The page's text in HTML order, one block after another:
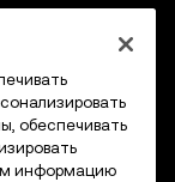
обеспечивать
информацию